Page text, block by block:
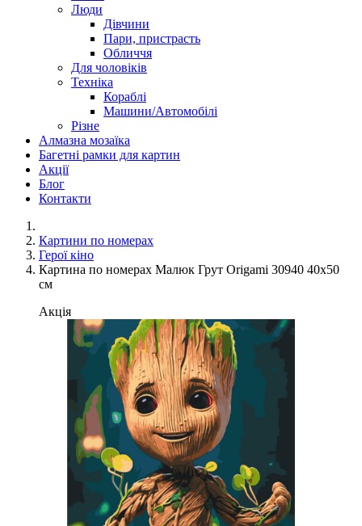
Люди
Дівчини
Пари, пристрасть
Обличчя
Для чоловіків
Техніка
Кораблі
Машини/Автомобілі
Різне
Алмазна мозаїка
Багетні рамки для картин
Акції
Блог
Контакти
Картини по номерах
Герої кіно
Картина по номерах Малюк Грут Origami 30940 40x50
см
Акція